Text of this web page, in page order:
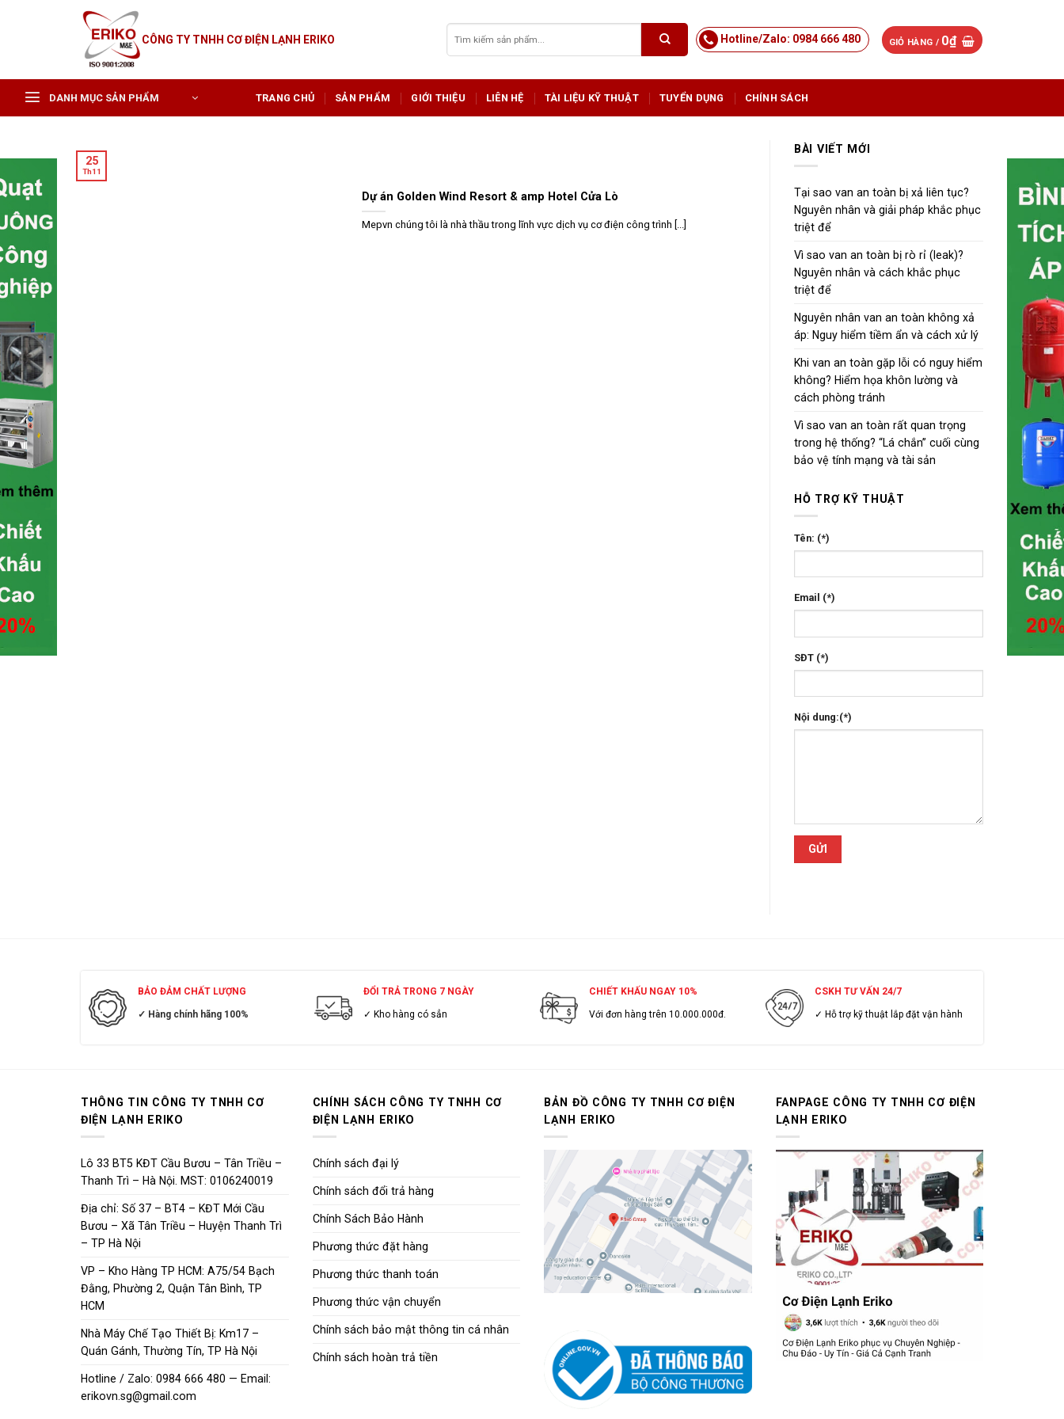
CÔNG TY TNHH CƠ ĐIỆN LẠNH ERIKO
kiếm:
Hotline/Zalo: 0984 666 480 GIỎ HÀNG / 0₫
DANH MỤC SẢN PHẨM TRANG CHỦ SẢN PHẨM GIỚI THIỆU LIÊN HỆ TÀI LIỆU KỸ THUẬT TUYỂN DỤNG CHÍNH SÁCH
Dự án Golden Wind Resort & amp Hotel Cửa Lò
Mepvn chúng tôi là nhà thầu trong lĩnh vực dịch vụ cơ điện công trình [...]
25
Th11
BÀI VIẾT MỚI
Tại sao van an toàn bị xả liên tục?
Nguyên nhân và giải pháp khắc phục
triệt để
Vì sao van an toàn bị rò rỉ (leak)?
Nguyên nhân và cách khắc phục
triệt để
Nguyên nhân van an toàn không xả
áp: Nguy hiểm tiềm ẩn và cách xử lý
Khi van an toàn gặp lỗi có nguy hiểm
không? Hiểm họa khôn lường và
cách phòng tránh
Vì sao van an toàn rất quan trọng
trong hệ thống? “Lá chắn” cuối cùng
bảo vệ tính mạng và tài sản
HỖ TRỢ KỸ THUẬT
Tên: (*)
Email (*)
SĐT (*)
Nội dung:(*)
BẢO ĐẢM CHẤT LƯỢNG
✓ Hàng chính hãng 100%
ĐỔI TRẢ TRONG 7 NGÀY
✓ Kho hàng có sẳn
CHIẾT KHẤU NGAY 10%
Với đơn hàng trên 10.000.000đ.
CSKH TƯ VẤN 24/7
✓ Hỗ trợ kỹ thuật lắp đặt vận hành
THÔNG TIN CÔNG TY TNHH CƠ
ĐIỆN LẠNH ERIKO
Lô 33 BT5 KĐT Cầu Bươu – Tân Triều –
Thanh Trì – Hà Nội. MST: 0106240019
Địa chỉ: Số 37 – BT4 – KĐT Mới Cầu
Bươu – Xã Tân Triều – Huyện Thanh Trì
– TP Hà Nội
VP – Kho Hàng TP HCM: A75/54 Bạch
Đằng, Phường 2, Quận Tân Bình, TP
HCM
Nhà Máy Chế Tạo Thiết Bị: Km17 –
Quán Gánh, Thường Tín, TP Hà Nội
Hotline / Zalo: 0984 666 480 — Email:
erikovn.sg@gmail.com
CHÍNH SÁCH CÔNG TY TNHH CƠ
ĐIỆN LẠNH ERIKO
Chính sách đại lý
Chính sách đổi trả hàng
Chính Sách Bảo Hành
Phương thức đặt hàng
Phương thức thanh toán
Phương thức vận chuyển
Chính sách bảo mật thông tin cá nhân
Chính sách hoàn trả tiền
BẢN ĐỒ CÔNG TY TNHH CƠ ĐIỆN
LẠNH ERIKO
FANPAGE CÔNG TY TNHH CƠ ĐIỆN
LẠNH ERIKO